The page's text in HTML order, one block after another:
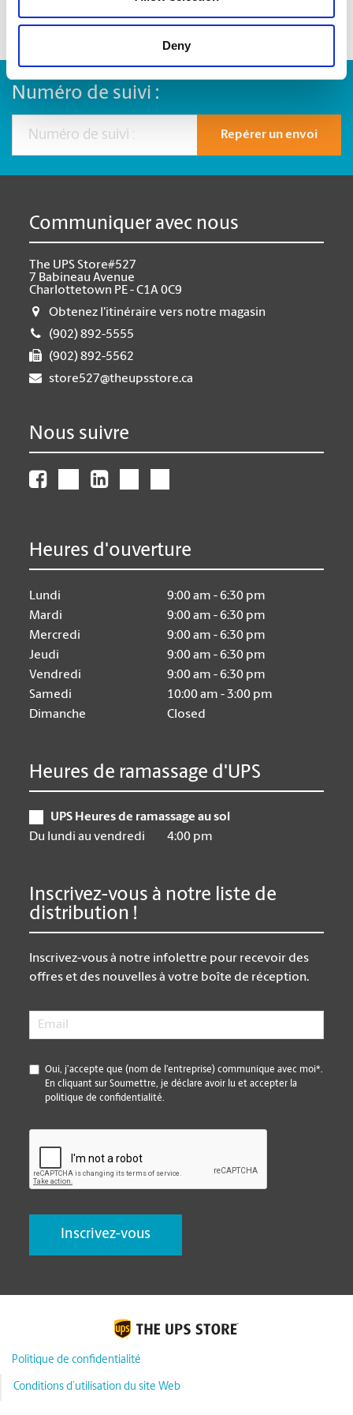
Deny
Numéro de suivi :
Repérer un envoi
Communiquer avec nous
The UPS Store#527
7 Babineau Avenue
Charlottetown PE - C1A 0C9
Obtenez l'itinéraire vers notre magasin
(902) 892-5555
(902) 892-5562
store527@theupsstore.ca
Nous suivre
Heures d'ouverture
Lundi
9:00 am - 6:30 pm
Mardi
9:00 am - 6:30 pm
Mercredi
9:00 am - 6:30 pm
Jeudi
9:00 am - 6:30 pm
Vendredi
9:00 am - 6:30 pm
Samedi
10:00 am - 3:00 pm
Dimanche
Closed
Heures de ramassage d'UPS
UPS Heures de ramassage au sol
Du lundi au vendredi
4:00 pm
Inscrivez-vous à notre liste de
distribution !
Inscrivez-vous à notre infolettre pour recevoir des
offres et des nouvelles à votre boîte de réception.
Email
*
Oui, j’accepte que (nom de l’entreprise) communique avec moi*.
En cliquant sur Soumettre, je déclare avoir lu et accepter la
politique de confidentialité.
Politique de confidentialité
Conditions d’utilisation du site Web